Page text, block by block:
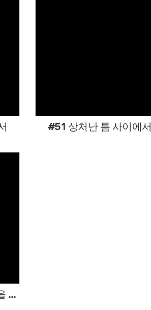
#51 상처난 틈 사이에서
#48 흔들리지 않는 마음을 허락하소서